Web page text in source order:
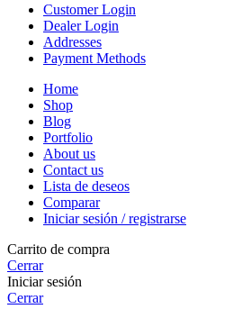
Customer Login
Dealer Login
Addresses
Payment Methods
Home
Shop
Blog
Portfolio
About us
Contact us
Lista de deseos
Comparar
Iniciar sesión / registrarse
Carrito de compra
Cerrar
Iniciar sesión
Cerrar